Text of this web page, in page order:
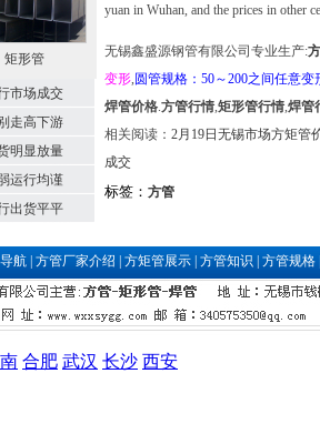
矩形管
市场成交
走高下游
明显放量
运行均谨
出货平平
yuan in Wuhan, and the prices in other
无锡鑫盛源钢管有限公司专业生产:
变形, 圆管规格：50～200之间任意变
焊管价格.方管行情,矩形管行情,焊管
相关阅读： 2月19日无锡市场方矩管
成交
标签： 方管
航| 方管厂家介绍 方矩管展示| 方管知识 方管规格
合肥 武汉 长沙 西安